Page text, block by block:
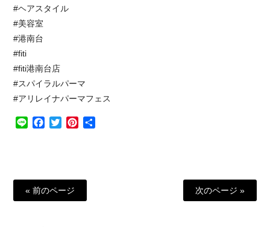
#ヘアスタイル
#美容室
#港南台
#fiti
#fiti港南台店
#スパイラルパーマ
#アリレイナパーマフェス
Line Facebook
TwitterPinterest
« 前のページ 次のページ »